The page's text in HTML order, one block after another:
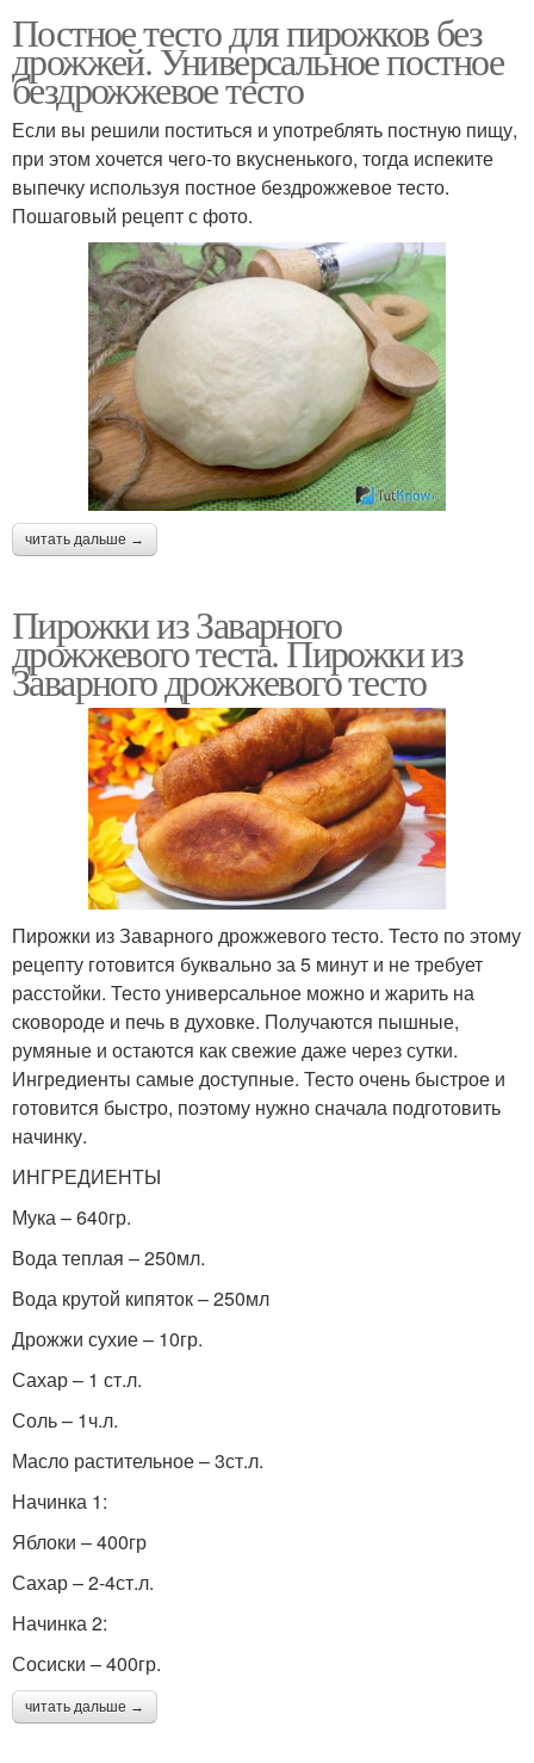
Постное тесто для пирожков без
дрожжей. Универсальное постное
бездрожжевое тесто
Если вы решили поститься и употреблять постную пищу,
при этом хочется чего-то вкусненького, тогда испеките
выпечку используя постное бездрожжевое тесто.
Пошаговый рецепт с фото.
читать дальше →
Пирожки из Заварного
дрожжевого теста. Пирожки из
Заварного дрожжевого тесто
Пирожки из Заварного дрожжевого тесто. Тесто по этому
рецепту готовится буквально за 5 минут и не требует
расстойки. Тесто универсальное можно и жарить на
сковороде и печь в духовке. Получаются пышные,
румяные и остаются как свежие даже через сутки.
Ингредиенты самые доступные. Тесто очень быстрое и
готовится быстро, поэтому нужно сначала подготовить
начинку.
ИНГРЕДИЕНТЫ
Мука – 640гр.
Вода теплая – 250мл.
Вода крутой кипяток – 250мл
Дрожжи сухие – 10гр.
Сахар – 1 ст.л.
Соль – 1ч.л.
Масло растительное – 3ст.л.
Начинка 1:
Яблоки – 400гр
Сахар – 2-4ст.л.
Начинка 2:
Сосиски – 400гр.
читать дальше →